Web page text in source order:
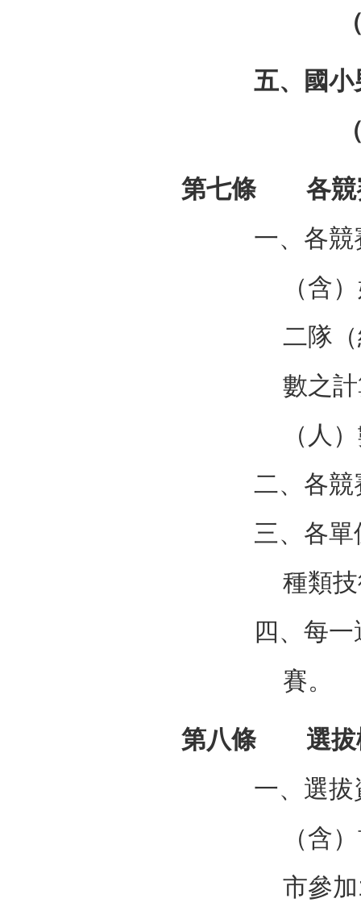
五、國
第七條 各競
一、各
（含
二隊
數之
（人
二、各
三、各
種類
四、每
賽。
第八條 選拔
一、選
（含
市參